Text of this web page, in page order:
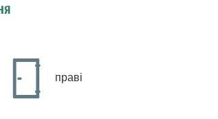
праві